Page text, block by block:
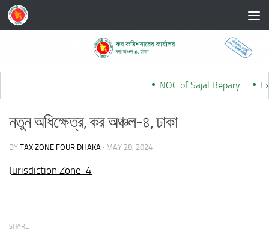
Skip to content
NOC of Sajal Bepary*** Ex-
নতুন অধিক্ষেত্র, কর অঞ্চল-৪, ঢাকা
BY TAX ZONE FOUR DHAKA · MAY 28, 2024
Jurisdiction Zone-4
SHARE